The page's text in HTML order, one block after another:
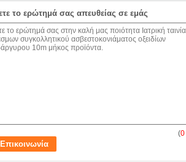
το ερώτημά σας απευθείας σε εμάς
(0